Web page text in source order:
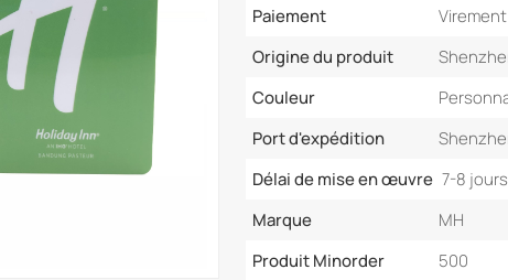
Paiement
Origine du produit
Couleur
Port d'expédition
Délai de mise en œuvre 7-8
Marque
MH
Produit Minorder
500